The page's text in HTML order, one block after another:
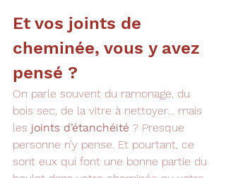
Et vos joints de
cheminée, vous y avez
pensé ?
On parle souvent du ramonage, du
bois sec, de la vitre à nettoyer… mais
les joints d’étanchéité ? Presque
personne n’y pense. Et pourtant, ce
sont eux qui font une bonne partie du